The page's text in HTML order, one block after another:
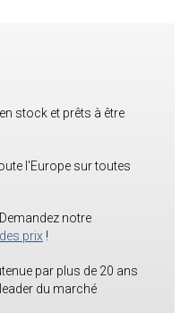
stock et prêts à être
l'Europe sur toutes
notre
prix !
par plus de 20 ans
du marché